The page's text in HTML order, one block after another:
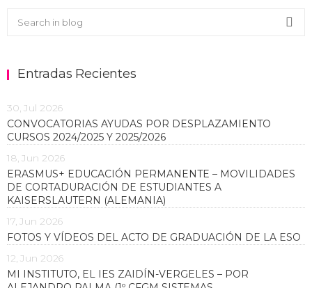
Buscar en el blog
Entradas Recientes
30, Jul 2026
CONVOCATORIAS AYUDAS POR DESPLAZAMIENTO
CURSOS 2024/2025 Y 2025/2026
18, Jun 2026
ERASMUS+ EDUCACIÓN PERMANENTE – MOVILIDADES
DE CORTADURACIÓN DE ESTUDIANTES A
KAISERSLAUTERN (ALEMANIA)
17, Jun 2026
FOTOS Y VÍDEOS DEL ACTO DE GRADUACIÓN DE LA ESO
12, Jun 2026
MI INSTITUTO, EL IES ZAIDÍN-VERGELES – POR